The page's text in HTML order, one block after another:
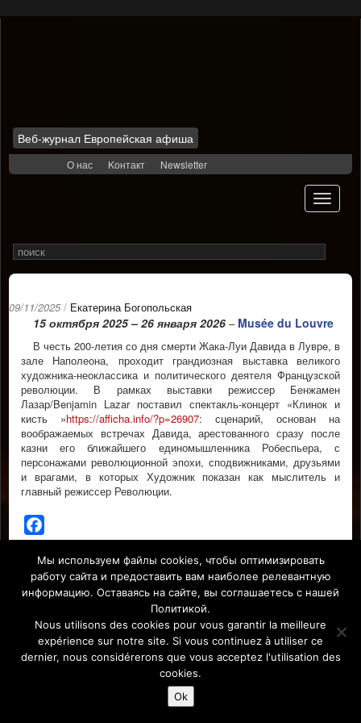
Веб-журнал Европейская афиша
О нас Kонтакт Newsletter
Toggle
Search
for
09/11/2025/ Екатерина Богопольская
15 октября 2025 – 26 января 2026 – Musée du Louvre
В честь 200-летия со дня смерти Жака-Луи Давида в Луврe, в
зале Наполеона, проходит грандиозная выставка великого
художника-неоклассика и политического деятеля Французской
революции. В рамках выставки режиссер Бенжамен
Лазар/Benjamin Lazar поставил спектакль-концерт «Клинок и
кисть »https://afficha.info/?p=26907: сценарий, основан на
воображаемых встречах Давида, арестованного сразу после
казни его ближайшего единомышленника Робеспьера, с
персонажами революционной эпохи, сподвижниками, друзьями
и врагами, в которых Художник показан как мыслитель и
главный режиссер Революции.
Affiche Paris-Europe magazine/ Афиша Париж-Европа © 2011-
2026 Afficha.info -Tous droits réservés/Все права защищены –
Mentions légales
Мы используем файлы cookies, чтобы оптимизировать
работу сайта и предоставить вам наиболее релевантную
информацию. Оставаясь на сайте, вы соглашаетесь с нашей
Политикой.
Nous utilisons des cookies pour vous garantir la meilleure
expérience sur notre site. Si vous continuez à utiliser ce
dernier, nous considérerons que vous acceptez l'utilisation des
cookies.
Ok